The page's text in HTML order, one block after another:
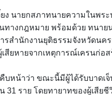
ง นายกสภาทนายความในพ
ทางกฎหมาย พร้อมด้วย ทนา
สำนักงานยุติธรรมจังหวัดนค
สียหายจากเหตุการณ์เครนก่อ
หน้าว่า ขณะนี้มีผู้ได้รับบาดเ
ราย โดยทายาทของผู้เสียชี